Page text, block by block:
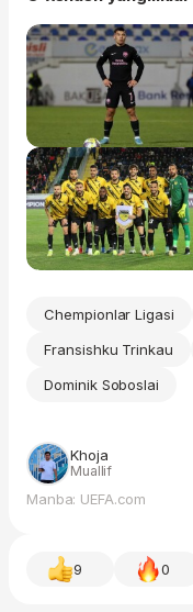
Chempionlar Ligasi
Fransishku Trinkau
Dominik Soboslai
Khoja
Muallif
Manba: UEFA.com
9 0